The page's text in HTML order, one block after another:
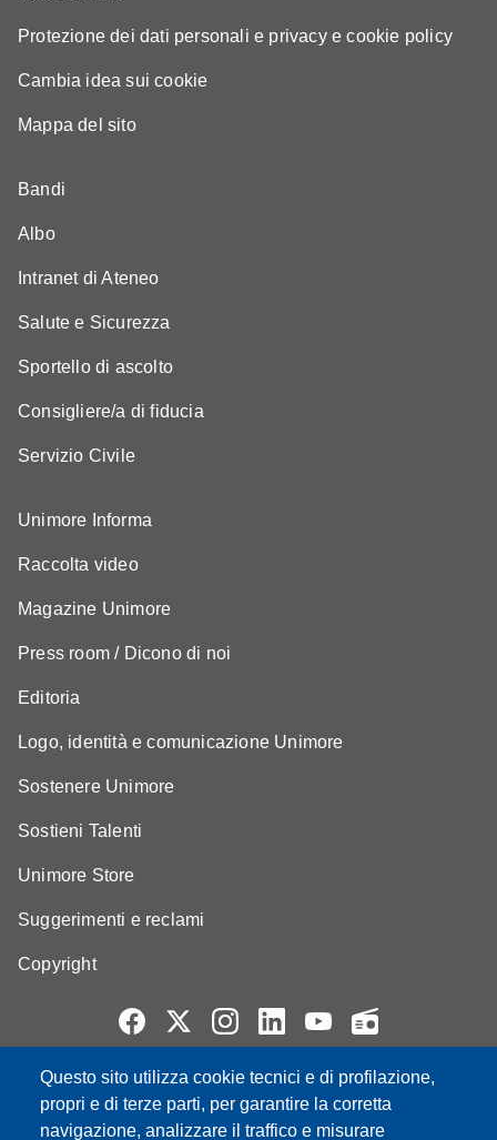
Questo sito utilizza cookie tecnici e di profilazione,
propri e di terze parti, per garantire la corretta
navigazione, analizzare il traffico e misurare
Protezione dei dati personali e privacy e cookie policy
Cambia idea sui cookie
Mappa del sito
Bandi
Albo
Intranet di Ateneo
Salute e Sicurezza
Sportello di ascolto
Consigliere/a di fiducia
Servizio Civile
Unimore Informa
Raccolta video
Magazine Unimore
Press room / Dicono di noi
Editoria
Logo, identità e comunicazione Unimore
Sostenere Unimore
Sostieni Talenti
Unimore Store
Suggerimenti e reclami
Copyright
Partita IVA: 00427620364
e-mail: urp@unimore.it